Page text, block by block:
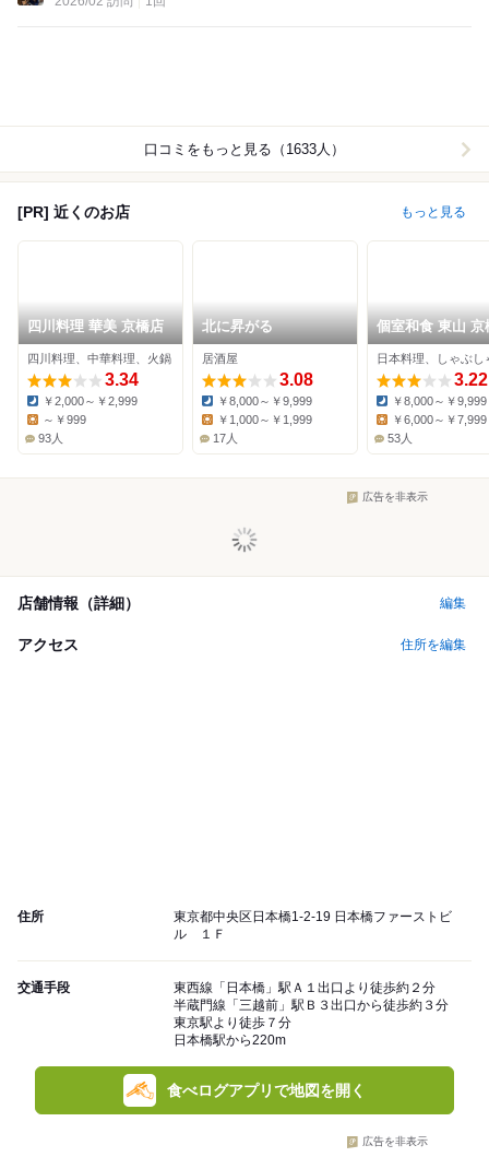
口コミをもっと見る（1633人）
[PR] 近くのお店 もっと見る
四川料理 華美 京橋店
四川料理、中華料理、火鍋
3.34
Dinner:
￥2,000～￥2,999
Lunch:
～￥999
93人
北に昇がる
居酒屋
3.08
Dinner:
￥8,000～￥9,999
Lunch:
￥1,000～￥1,999
17人
個室和食 東山 京
(東京駅八重洲南
3.22
Dinner:
￥8,000～￥9,999
Lunch:
￥6,000～￥7,999
53人
広告を非表示
店舗情報（詳細） 編集
アクセス 住所を編集
住所
東京都中央区日本橋1-2-19 日本橋ファーストビ
ル １Ｆ
交通手段
東西線「日本橋」駅Ａ１出口より徒歩約２分
半蔵門線「三越前」駅Ｂ３出口から徒歩約３分
東京駅より徒歩７分
日本橋駅から220m
食べログアプリで地図を開く
広告を非表示